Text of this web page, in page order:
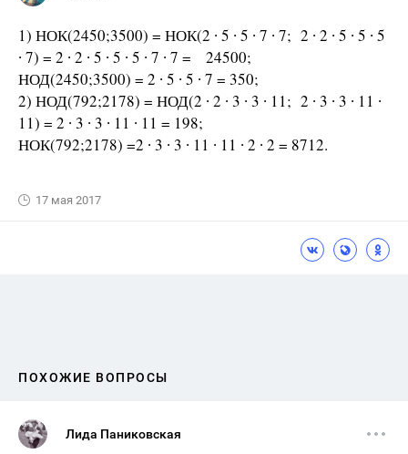
1) НОК(2450;3500) = НОК(2 ∙ 5 ∙ 5 ∙ 7 ∙ 7; 2 ∙ 2 ∙ 5 ∙ 5 ∙ 5
∙ 7) = 2 ∙ 2 ∙ 5 ∙ 5 ∙ 5 ∙ 7 ∙ 7 = 24500;
НОД(2450;3500) = 2 ∙ 5 ∙ 5 ∙ 7 = 350;
2) НОД(792;2178) = НОД(2 ∙ 2 ∙ 3 ∙ 3 ∙ 11; 2 ∙ 3 ∙ 3 ∙ 11 ∙
11) = 2 ∙ 3 ∙ 3 ∙ 11 ∙ 11 = 198;
НОК(792;2178) =2 ∙ 3 ∙ 3 ∙ 11 ∙ 11 ∙ 2 ∙ 2 = 8712.
17 мая 2017
ПОХОЖИЕ ВОПРОСЫ
Лида Паниковская